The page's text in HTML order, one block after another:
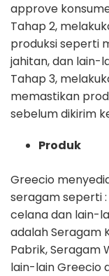
approve
Tahap 2,
produksi seperti
jahitan, dan lain-
Tahap 3,
memastikan
sebelum dikirim
Produk
Greecio
seragam seperti
celana dan lain-
adalah Seragam
Pabrik, Seragam
lain-lain Greecio